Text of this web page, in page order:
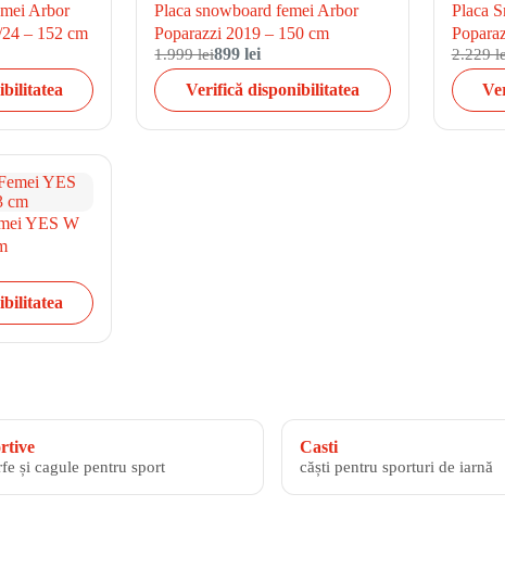
Arbor
– 152 cm
Placa snowboard femei Arbor
Poparazzi 2019 – 150 cm
1.999 lei899 lei
Verifică disponibilitatea
Placa
2.229
YES W
și cagule pentru sport
Casti
căști pentru sporturi de iarnă